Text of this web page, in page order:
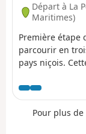
Départ à La
Maritimes)
Première étape
parcourir en
pays niçois.
toujours le GR®
emprunte des
en traversant
Pour plus